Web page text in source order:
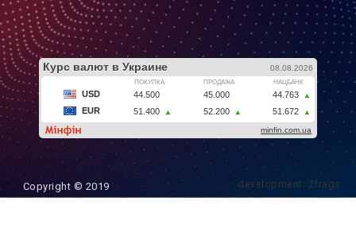
Copyright © 2019 development: 2frags